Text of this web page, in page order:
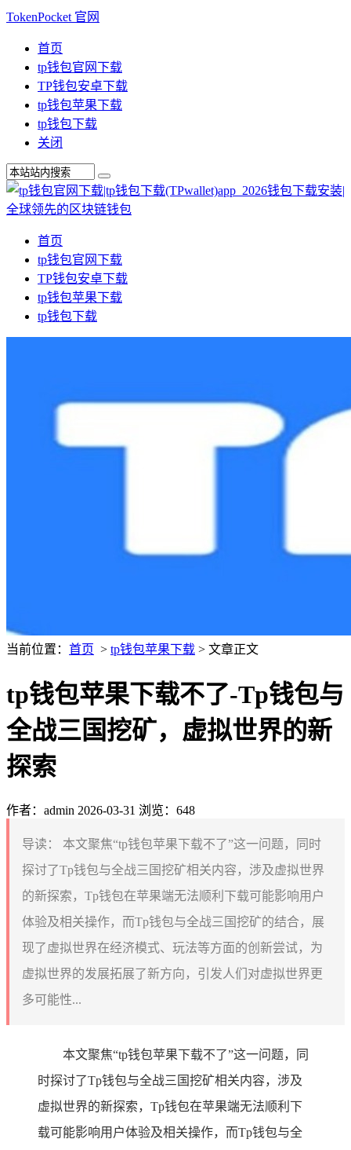
TokenPocket 官网
首页
tp钱包官网下载
TP钱包安卓下载
tp钱包苹果下载
tp钱包下载
关闭
首页
tp钱包官网下载
TP钱包安卓下载
tp钱包苹果下载
tp钱包下载
当前位置： 首页 > tp钱包苹果下载 > 文章正文
tp钱包苹果下载不了-Tp钱包与
全战三国挖矿，虚拟世界的新
探索
作者：admin 2026-03-31 浏览：648
导读：
本文聚焦“tp钱包苹果下载不了”这一问题，同时
探讨了Tp钱包与全战三国挖矿相关内容，涉及虚拟世界
的新探索，Tp钱包在苹果端无法顺利下载可能影响用户
体验及相关操作，而Tp钱包与全战三国挖矿的结合，展
现了虚拟世界在经济模式、玩法等方面的创新尝试，为
虚拟世界的发展拓展了新方向，引发人们对虚拟世界更
多可能性...
本文聚焦“tp钱包苹果下载不了”这一问题，同
时探讨了Tp钱包与全战三国挖矿相关内容，涉及
虚拟世界的新探索，Tp钱包在苹果端无法顺利下
载可能影响用户体验及相关操作，而Tp钱包与全